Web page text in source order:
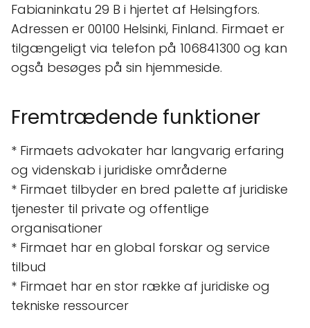
Fabianinkatu 29 B i hjertet af Helsingfors.
Adressen er 00100 Helsinki, Finland. Firmaet er
tilgængeligt via telefon på 106841300 og kan
også besøges på sin hjemmeside.
Fremtrædende funktioner
* Firmaets advokater har langvarig erfaring
og videnskab i juridiske områderne
* Firmaet tilbyder en bred palette af juridiske
tjenester til private og offentlige
organisationer
* Firmaet har en global forskar og service
tilbud
* Firmaet har en stor række af juridiske og
tekniske ressourcer